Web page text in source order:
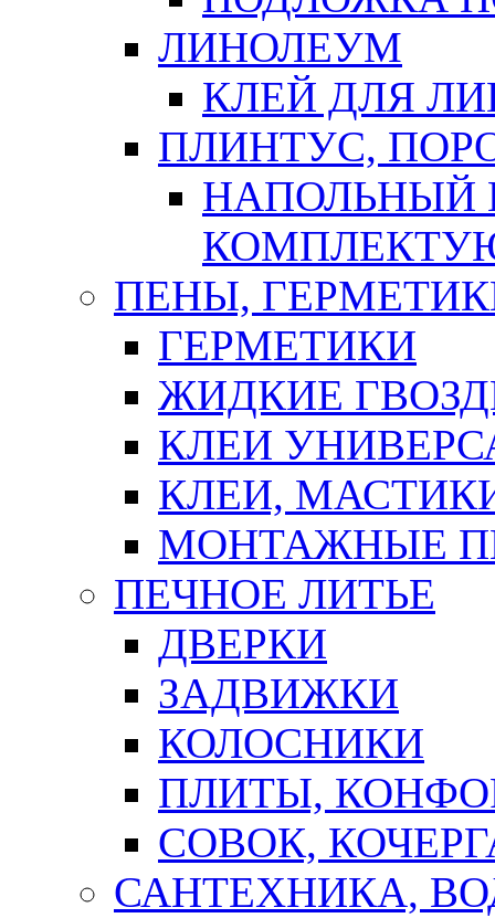
ЛИНОЛЕУМ
КЛЕЙ ДЛЯ
ПЛИНТУС,
НАПОЛЬНЫЙ
ПЕНЫ,
ГЕРМЕТИКИ
ЖИДКИЕ
КЛЕИ
КЛЕИ,
МОНТАЖНЫЕ
ПЕЧНОЕ ЛИТЬЕ
ДВЕРКИ
ЗАДВИЖКИ
КОЛОСНИКИ
ПЛИТЫ,
СОВОК,
САНТЕХНИКА,